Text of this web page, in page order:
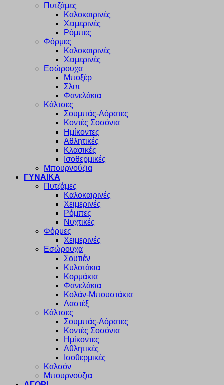
Πυτζάμες
Καλοκαιρινές
Χειμερινές
Ρόμπες
Φόρμες
Καλοκαιρινές
Χειμερινές
Εσώρουχα
Μποξέρ
Σλιπ
Φανελάκια
Κάλτσες
Σουμπάς-Αόρατες
Κοντές Σοσόνια
Ημίκοντες
Αθλητικές
Κλασικές
Ισοθερμικές
Μπουρνούζια
ΓΥΝΑΙΚΑ
Πυτζάμες
Καλοκαιρινές
Χειμερινές
Ρόμπες
Νυχτικές
Φόρμες
Χειμερινές
Εσώρουχα
Σουτιέν
Κυλοτάκια
Κορμάκια
Φανελάκια
Κολάν-Μπουστάκια
Λαστέξ
Κάλτσες
Σουμπάς-Αόρατες
Κοντές Σοσόνια
Ημίκοντες
Αθλητικές
Ισοθερμικές
Καλσόν
Μπουρνούζια